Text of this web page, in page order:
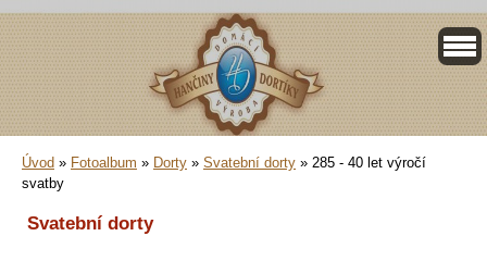
Úvod » Fotoalbum » Dorty » Svatební dorty » 285 - 40 let výročí
svatby
Svatební dorty